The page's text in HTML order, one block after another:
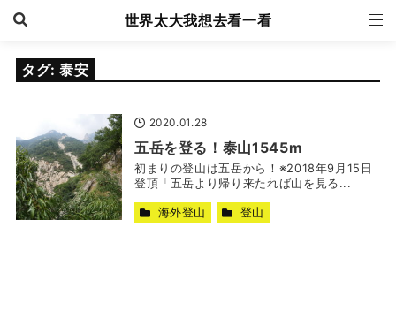
世界太大我想去看一看
タグ:泰安
2020.01.28
五岳を登る！泰山1545m
初まりの登山は五岳から！※2018年9月15日
登頂「五岳より帰り来たれば山を見る...
海外登山 登山